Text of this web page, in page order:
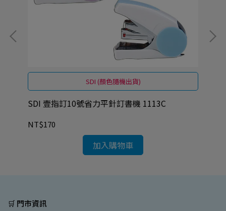
SDI (顏色隨機出貨)
SDI 壹指訂10號省力平針訂書機 1113C
NT$170
加入購物車
🛒 門市資訊